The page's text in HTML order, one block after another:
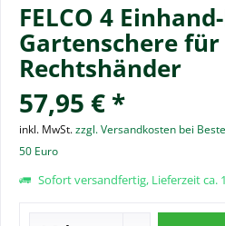
FELCO 4
Gartenschere für
Rechtshänder
57,95 € *
inkl. MwSt.zzgl. Versandkosten bei
50 Euro
Sofort versandfertig, Lieferzeit ca.